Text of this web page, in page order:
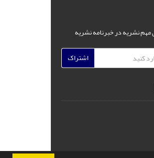
مهم نشریه در خبرنامه نشریه
اشتراک